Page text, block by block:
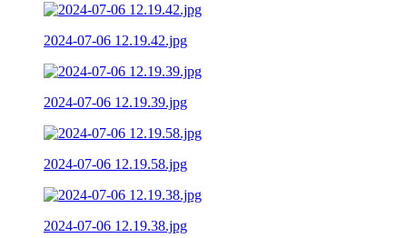
2024-07-06 12.19.42.jpg
2024-07-06 12.19.39.jpg
2024-07-06 12.19.58.jpg
2024-07-06 12.19.38.jpg